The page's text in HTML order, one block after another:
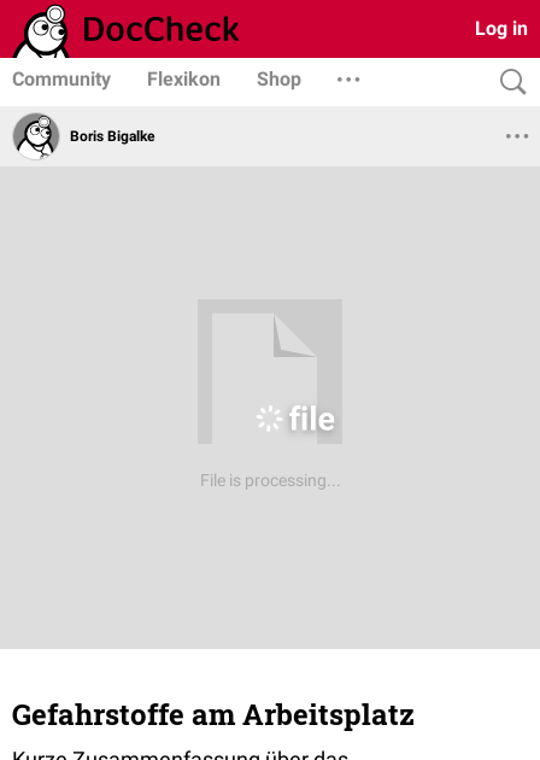
Log in
Community Flexikon Shop
Boris Bigalke
File is processing...
Gefahrstoffe am Arbeitsplatz